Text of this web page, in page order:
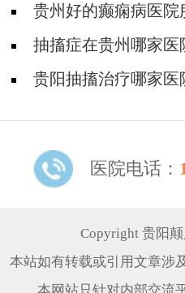
癫痫病复发?
贵州好的癫痫病医
什么?抽搐症在贵州哪家医
防羊癫疯?
贵阳抽搐治疗哪家医
医院电话：
Copyright 贵阳
本站如有转载或引用文章涉